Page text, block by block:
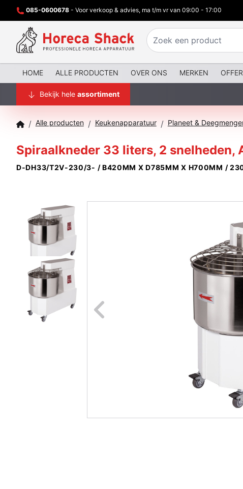
085-0600678 - Voor verkoop & advies, ma t/m vr van 09:00 - 17:00
HOME ALLE PRODUCTEN OVER ONS MERKEN
Bekijk hele assortiment
/ Alle producten / Keukenapparatuur / Planeet &
Spiraalkneder 33 liters, 2
D-DH33/T2V-230/3- / B420MM X D785MM X H700MM /
Naar